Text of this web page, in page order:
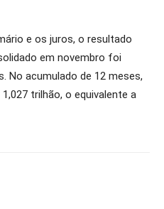
e os juros, o resultado
em novembro foi
No acumulado de 12 meses,
trilhão, o equivalente a